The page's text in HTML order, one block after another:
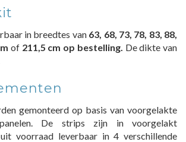
in breedtes van 63, 68, 73, 78, 83, 88,
of 211,5 cm op bestelling. De dikte van
gemonteerd op basis van voorgelakte
De strips zijn in voorgelakt
voorraad leverbaar in 4 verschillende